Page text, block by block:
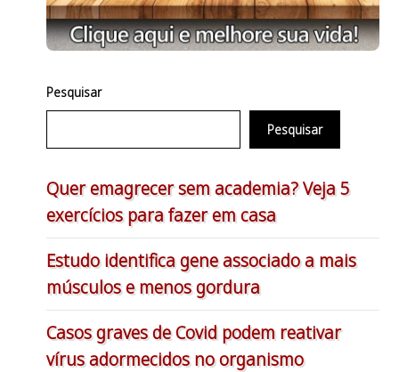
Pesquisar
Pesquisar
Quer emagrecer sem academia? Veja 5
exercícios para fazer em casa
Estudo identifica gene associado a mais
músculos e menos gordura
Casos graves de Covid podem reativar
vírus adormecidos no organismo